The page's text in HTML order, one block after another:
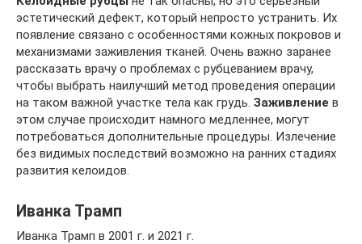
эстетический дефект, который непросто устранить. Их
появление связано с особенностями кожных покровов и
механизмами заживления тканей. Очень важно заранее
рассказать врачу о проблемах с рубцеванием врачу,
чтобы выбрать наилучший метод проведения операции
на таком важной участке тела как грудь. Заживление в
этом случае происходит намного медленнее, могут
потребоваться дополнительные процедуры. Излечение
без видимых последствий возможно на ранних стадиях
развития келоидов.
Иванка Трамп
Иванка Трамп в 2001 г. и 2021 г.